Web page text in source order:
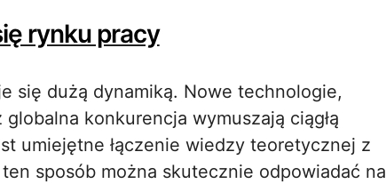
rynku pracy
się dużą dynamiką. Nowe technologie,
konkurencja wymuszają ciągłą
umiejętne łączenie wiedzy teoretycznej z
sposób można skutecznie odpowiadać na